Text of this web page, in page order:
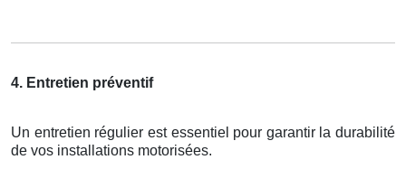
4. Entretien préventif
Un entretien régulier est essentiel pour garantir la durabilité
de vos installations motorisées.